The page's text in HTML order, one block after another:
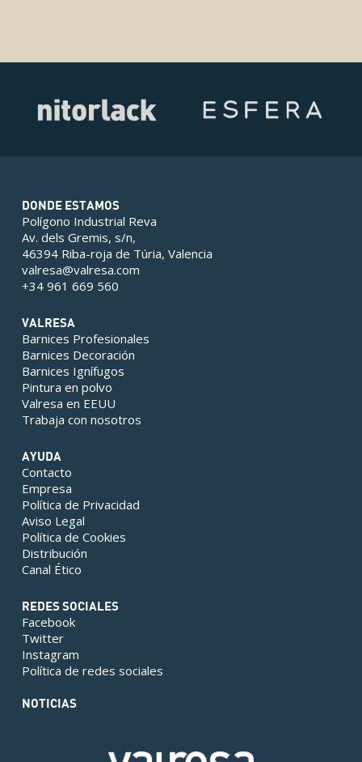
DONDE ESTAMOS
Polígono Industrial Reva
Av. dels Gremis, s/n,
46394 Riba-roja de Túria, Valencia
valresa@valresa.com
+34 961 669 560
VALRESA
Barnices Profesionales
Barnices Decoración
Barnices Ignífugos
Pintura en polvo
Valresa en EEUU
Trabaja con nosotros
AYUDA
Contacto
Empresa
Política de Privacidad
Aviso Legal
Política de Cookies
Distribución
Canal Ético
REDES SOCIALES
Facebook
Twitter
Instagram
Política de redes sociales
NOTICIAS